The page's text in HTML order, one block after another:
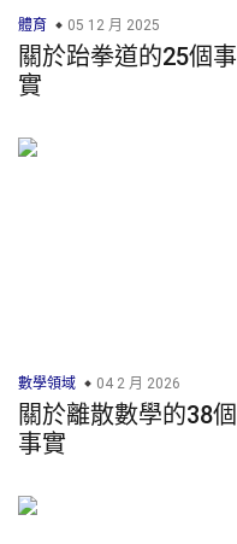
體育 05 12 月 2025
關於跆拳道的25個事
實
數學領域 04 2 月 2026
關於離散數學的38個
事實